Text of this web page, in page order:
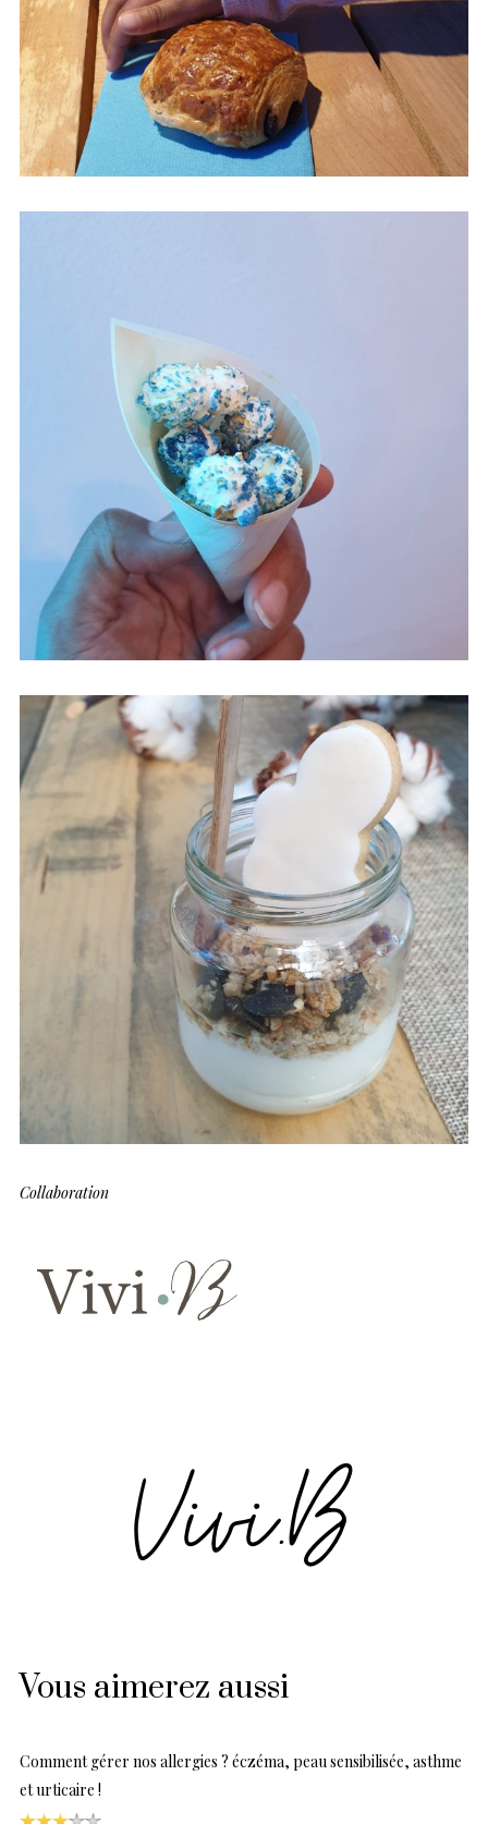
Collaboration
Vous aimerez aussi
Comment gérer nos allergies ? éczéma, peau sensibilisée, asthme
et urticaire !